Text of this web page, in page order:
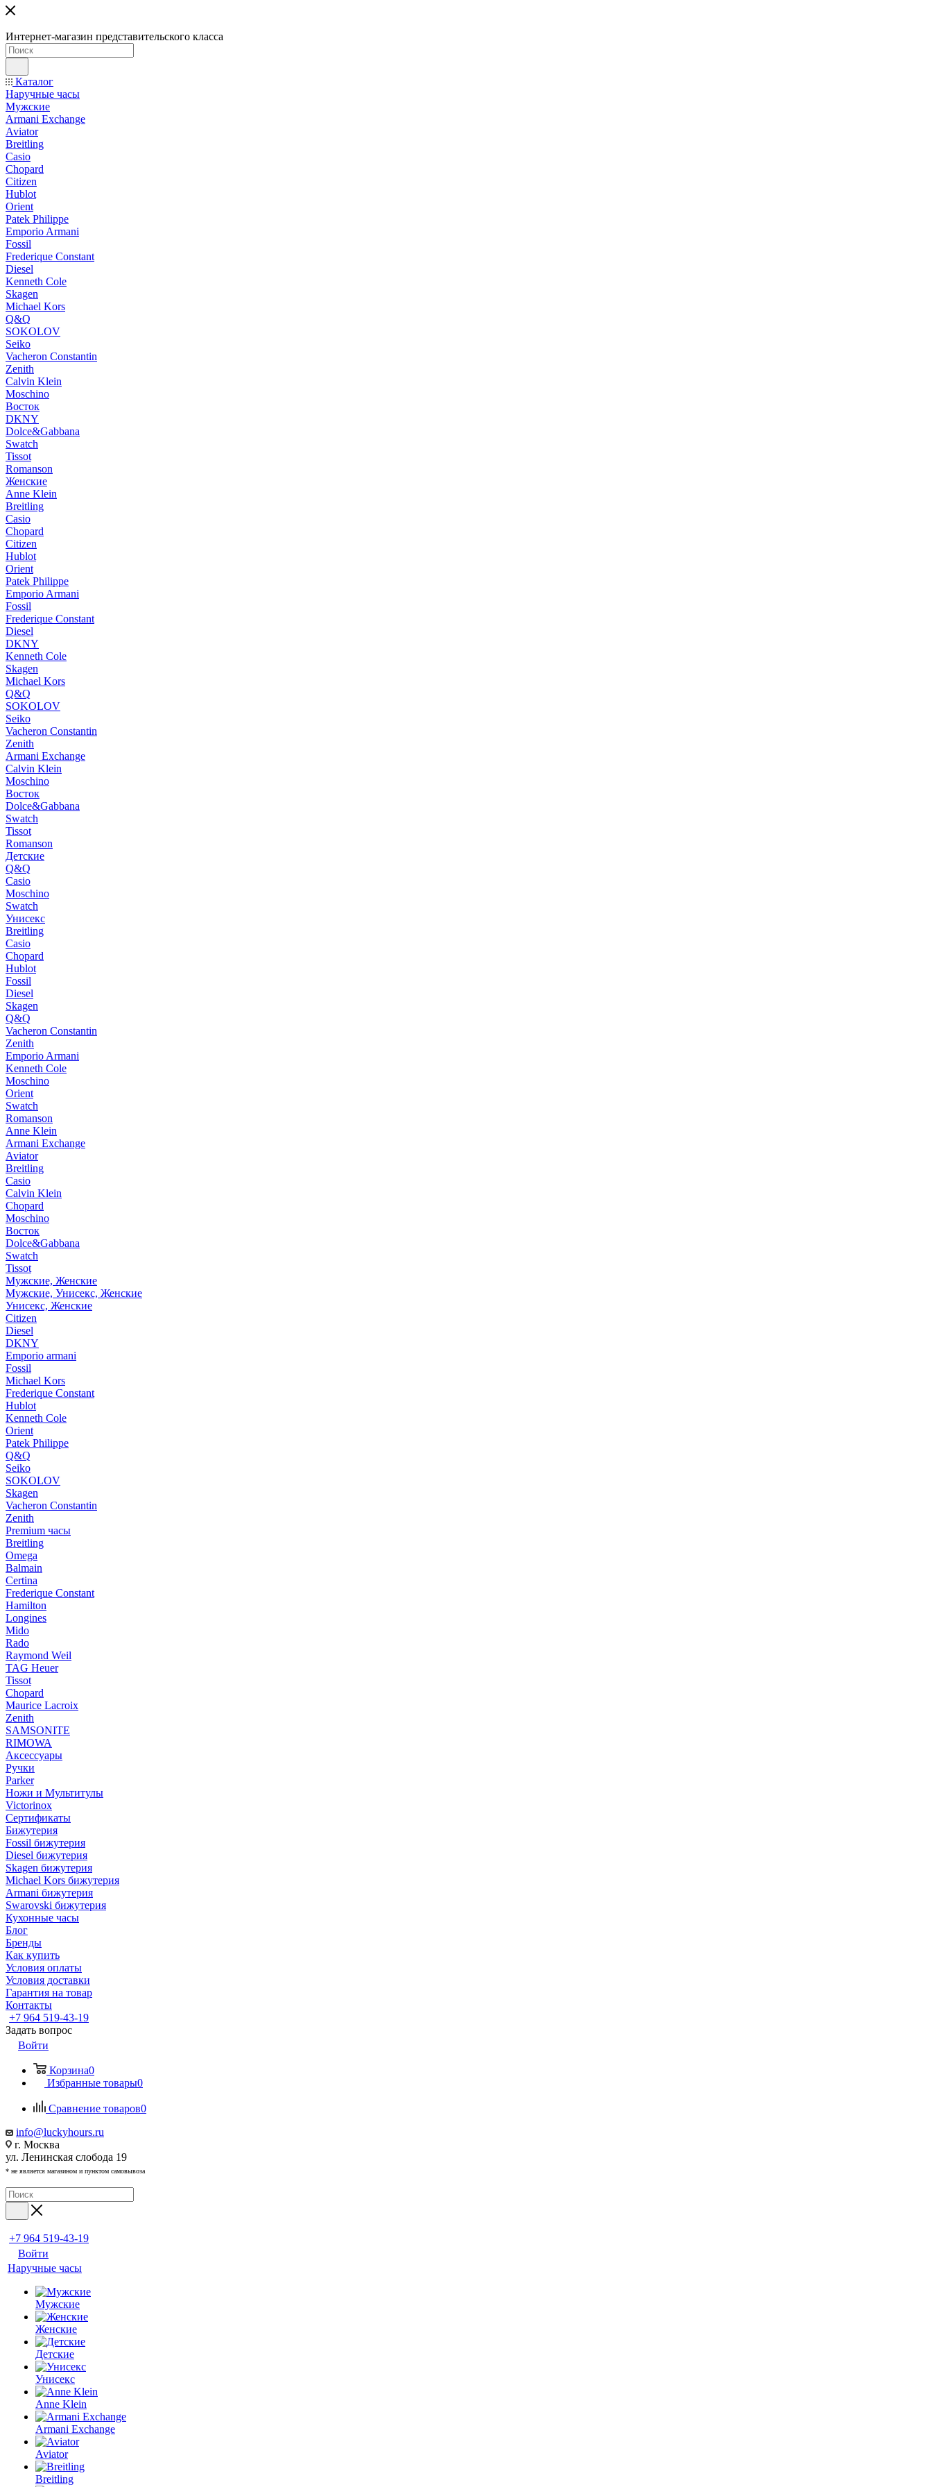
Интернет-магазин представительского класса
Каталог
Наручные часы
Мужские
Armani Exchange
Aviator
Breitling
Casio
Chopard
Citizen
Hublot
Orient
Patek Philippe
Emporio Armani
Fossil
Frederique Constant
Diesel
Kenneth Cole
Skagen
Michael Kors
Q&Q
SOKOLOV
Seiko
Vacheron Constantin
Zenith
Calvin Klein
Moschino
Восток
DKNY
Dolce&Gabbana
Swatch
Tissot
Romanson
Женские
Anne Klein
Breitling
Casio
Chopard
Citizen
Hublot
Orient
Patek Philippe
Emporio Armani
Fossil
Frederique Constant
Diesel
DKNY
Kenneth Cole
Skagen
Michael Kors
Q&Q
SOKOLOV
Seiko
Vacheron Constantin
Zenith
Armani Exchange
Calvin Klein
Moschino
Восток
Dolce&Gabbana
Swatch
Tissot
Romanson
Детские
Q&Q
Casio
Moschino
Swatch
Унисекс
Breitling
Casio
Chopard
Hublot
Fossil
Diesel
Skagen
Q&Q
Vacheron Constantin
Zenith
Emporio Armani
Kenneth Cole
Moschino
Orient
Swatch
Romanson
Anne Klein
Armani Exchange
Aviator
Breitling
Casio
Calvin Klein
Chopard
Moschino
Восток
Dolce&Gabbana
Swatch
Tissot
Мужские, Женские
Мужские, Унисекс, Женские
Унисекс, Женские
Citizen
Diesel
DKNY
Emporio armani
Fossil
Michael Kors
Frederique Constant
Hublot
Kenneth Cole
Orient
Patek Philippe
Q&Q
Seiko
SOKOLOV
Skagen
Vacheron Constantin
Zenith
Premium часы
Breitling
Omega
Balmain
Certina
Frederique Constant
Hamilton
Longines
Mido
Rado
Raymond Weil
TAG Heuer
Tissot
Chopard
Maurice Lacroix
Zenith
SAMSONITE
RIMOWA
Аксессуары
Ручки
Parker
Ножи и Мультитулы
Victorinox
Сертификаты
Бижутерия
Fossil бижутерия
Diesel бижутерия
Skagen бижутерия
Michael Kors бижутерия
Armani бижутерия
Swarovski бижутерия
Кухонные часы
Блог
Бренды
Как купить
Условия оплаты
Условия доставки
Гарантия на товар
Контакты
+7 964 519-43-19
Задать вопрос
Войти
Корзина0
Избранные товары0
Сравнение товаров0
info@luckyhours.ru
г. Москва
ул. Ленинская слобода 19
* не является магазином и пунктом самовывоза
+7 964 519-43-19
Войти
Наручные часы
Мужские
Женские
Детские
Унисекс
Anne Klein
Armani Exchange
Aviator
Breitling